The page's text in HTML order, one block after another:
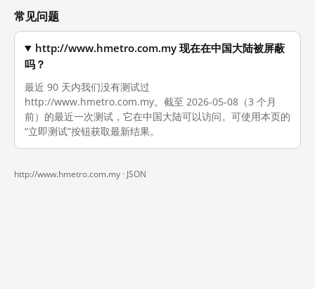
常见问题
http://www.hmetro.com.my 现在在中国大陆被屏蔽
吗？
最近 90 天内我们没有测试过
http://www.hmetro.com.my。截至 2026-05-08（3 个月
前）的最近一次测试，它在中国大陆可以访问。可使用本页的
“立即测试”按钮获取最新结果。
http://www.hmetro.com.my · JSON